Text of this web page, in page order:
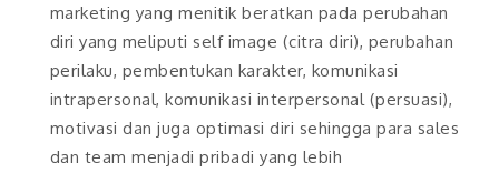
marketing yang menitik beratkan pada perubahan
diri yang meliputi self image (citra diri), perubahan
perilaku, pembentukan karakter, komunikasi
intrapersonal, komunikasi interpersonal (persuasi),
motivasi dan juga optimasi diri sehingga para sales
dan team menjadi pribadi yang lebih